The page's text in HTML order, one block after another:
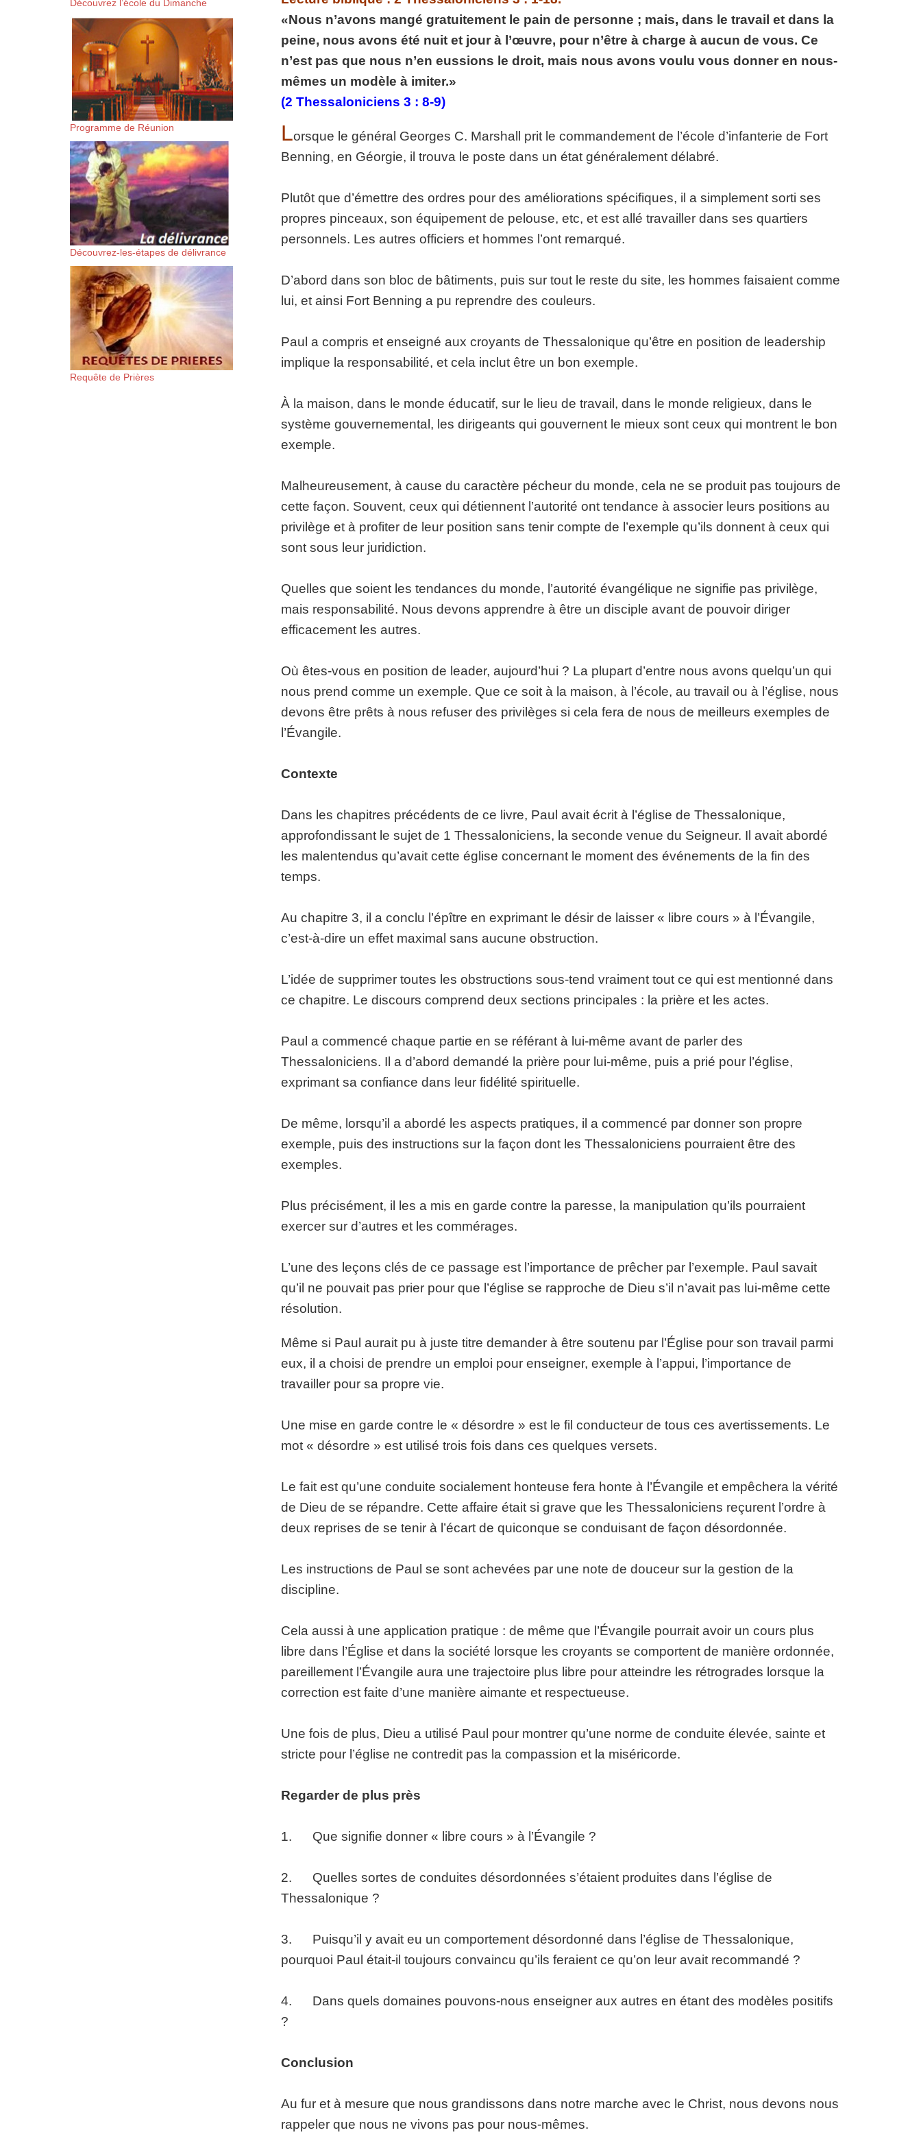
volume.
suis-sans-rien-a-moi.mp3 http://www.lafoiapostolique.org/wp-
content/uploads/2018/06/Es-tu-lasse-rempli-de-tritesse.mp3
Découvrez l’école du Dimanche
Programme de Réunion
Découvrez-les-étapes de délivrance
Requête de Prières
«Nous n’avons mangé gratuitement le pain de personne ; mais, dans le travail et dans la
peine, nous avons été nuit et jour à l’œuvre, pour n’être à charge à aucun de vous. Ce
n’est pas que nous n’en eussions le droit, mais nous avons voulu vous donner en nous-
mêmes un modèle à imiter.»
(2 Thessaloniciens 3 : 8-9)
Lorsque le général Georges C. Marshall prit le commandement de l’école d’infanterie de Fort
Benning, en Géorgie, il trouva le poste dans un état généralement délabré.
Plutôt que d’émettre des ordres pour des améliorations spécifiques, il a simplement sorti ses
propres pinceaux, son équipement de pelouse, etc, et est allé travailler dans ses quartiers
personnels. Les autres officiers et hommes l’ont remarqué.
D’abord dans son bloc de bâtiments, puis sur tout le reste du site, les hommes faisaient comme
lui, et ainsi Fort Benning a pu reprendre des couleurs.
Paul a compris et enseigné aux croyants de Thessalonique qu’être en position de leadership
implique la responsabilité, et cela inclut être un bon exemple.
À la maison, dans le monde éducatif, sur le lieu de travail, dans le monde religieux, dans le
système gouvernemental, les dirigeants qui gouvernent le mieux sont ceux qui montrent le bon
exemple.
Malheureusement, à cause du caractère pécheur du monde, cela ne se produit pas toujours de
cette façon. Souvent, ceux qui détiennent l’autorité ont tendance à associer leurs positions au
privilège et à profiter de leur position sans tenir compte de l’exemple qu’ils donnent à ceux qui
sont sous leur juridiction.
Quelles que soient les tendances du monde, l’autorité évangélique ne signifie pas privilège,
mais responsabilité. Nous devons apprendre à être un disciple avant de pouvoir diriger
efficacement les autres.
Où êtes-vous en position de leader, aujourd’hui ? La plupart d’entre nous avons quelqu’un qui
nous prend comme un exemple. Que ce soit à la maison, à l’école, au travail ou à l’église, nous
devons être prêts à nous refuser des privilèges si cela fera de nous de meilleurs exemples de
l’Évangile.
Contexte
Dans les chapitres précédents de ce livre, Paul avait écrit à l’église de Thessalonique,
approfondissant le sujet de 1 Thessaloniciens, la seconde venue du Seigneur. Il avait abordé
les malentendus qu’avait cette église concernant le moment des événements de la fin des
temps.
Au chapitre 3, il a conclu l’épître en exprimant le désir de laisser « libre cours » à l’Évangile,
c’est-à-dire un effet maximal sans aucune obstruction.
L’idée de supprimer toutes les obstructions sous-tend vraiment tout ce qui est mentionné dans
ce chapitre. Le discours comprend deux sections principales : la prière et les actes.
Paul a commencé chaque partie en se référant à lui-même avant de parler des
Thessaloniciens. Il a d’abord demandé la prière pour lui-même, puis a prié pour l’église,
exprimant sa confiance dans leur fidélité spirituelle.
De même, lorsqu’il a abordé les aspects pratiques, il a commencé par donner son propre
exemple, puis des instructions sur la façon dont les Thessaloniciens pourraient être des
exemples.
Plus précisément, il les a mis en garde contre la paresse, la manipulation qu’ils pourraient
exercer sur d’autres et les commérages.
L’une des leçons clés de ce passage est l’importance de prêcher par l’exemple. Paul savait
qu’il ne pouvait pas prier pour que l’église se rapproche de Dieu s’il n’avait pas lui-même cette
résolution.
Même si Paul aurait pu à juste titre demander à être soutenu par l’Église pour son travail parmi
eux, il a choisi de prendre un emploi pour enseigner, exemple à l’appui, l’importance de
travailler pour sa propre vie.
Une mise en garde contre le « désordre » est le fil conducteur de tous ces avertissements. Le
mot « désordre » est utilisé trois fois dans ces quelques versets.
Le fait est qu’une conduite socialement honteuse fera honte à l’Évangile et empêchera la vérité
de Dieu de se répandre. Cette affaire était si grave que les Thessaloniciens reçurent l’ordre à
deux reprises de se tenir à l’écart de quiconque se conduisant de façon désordonnée.
Les instructions de Paul se sont achevées par une note de douceur sur la gestion de la
discipline.
Cela aussi à une application pratique : de même que l’Évangile pourrait avoir un cours plus
libre dans l’Église et dans la société lorsque les croyants se comportent de manière ordonnée,
pareillement l’Évangile aura une trajectoire plus libre pour atteindre les rétrogrades lorsque la
correction est faite d’une manière aimante et respectueuse.
Une fois de plus, Dieu a utilisé Paul pour montrer qu’une norme de conduite élevée, sainte et
stricte pour l’église ne contredit pas la compassion et la miséricorde.
Regarder de plus près
1. Que signifie donner « libre cours » à l’Évangile ?
2. Quelles sortes de conduites désordonnées s’étaient produites dans l’église de
Thessalonique ?
3. Puisqu’il y avait eu un comportement désordonné dans l’église de Thessalonique,
pourquoi Paul était-il toujours convaincu qu’ils feraient ce qu’on leur avait recommandé ?
4. Dans quels domaines pouvons-nous enseigner aux autres en étant des modèles positifs
?
Conclusion
Au fur et à mesure que nous grandissons dans notre marche avec le Christ, nous devons nous
rappeler que nous ne vivons pas pour nous-mêmes.